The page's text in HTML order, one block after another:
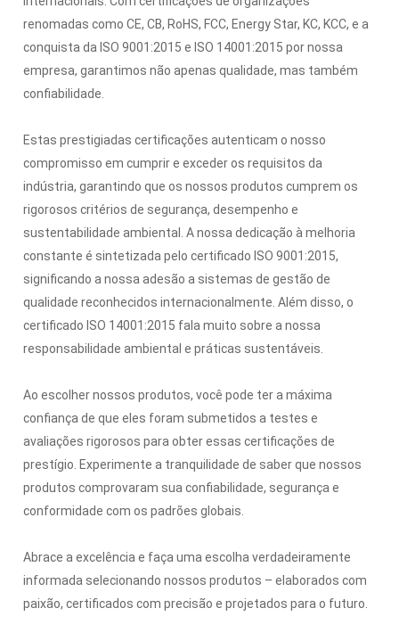
renomadas como CE, CB, RoHS, FCC, Energy Star, KC, KCC, e a
conquista da ISO 9001:2015 e ISO 14001:2015 por nossa
empresa, garantimos não apenas qualidade, mas também
confiabilidade.
Estas prestigiadas certificações autenticam o nosso
compromisso em cumprir e exceder os requisitos da
indústria, garantindo que os nossos produtos cumprem os
rigorosos critérios de segurança, desempenho e
sustentabilidade ambiental. A nossa dedicação à melhoria
constante é sintetizada pelo certificado ISO 9001:2015,
significando a nossa adesão a sistemas de gestão de
qualidade reconhecidos internacionalmente. Além disso, o
certificado ISO 14001:2015 fala muito sobre a nossa
responsabilidade ambiental e práticas sustentáveis.
Ao escolher nossos produtos, você pode ter a máxima
confiança de que eles foram submetidos a testes e
avaliações rigorosos para obter essas certificações de
prestígio. Experimente a tranquilidade de saber que nossos
produtos comprovaram sua confiabilidade, segurança e
conformidade com os padrões globais.
Abrace a excelência e faça uma escolha verdadeiramente
informada selecionando nossos produtos – elaborados com
paixão, certificados com precisão e projetados para o futuro.